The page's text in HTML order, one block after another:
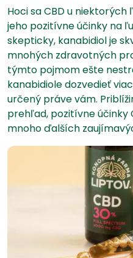
Hoci sa CBD u
jeho pozitívne účinky na
skepticky, kanabidiol je
mnohých zdravotných
týmto pojmom ešte
kanabidiole dozvedieť
určený práve vám.
prehľad, pozitívne účinky
mnoho ďalších